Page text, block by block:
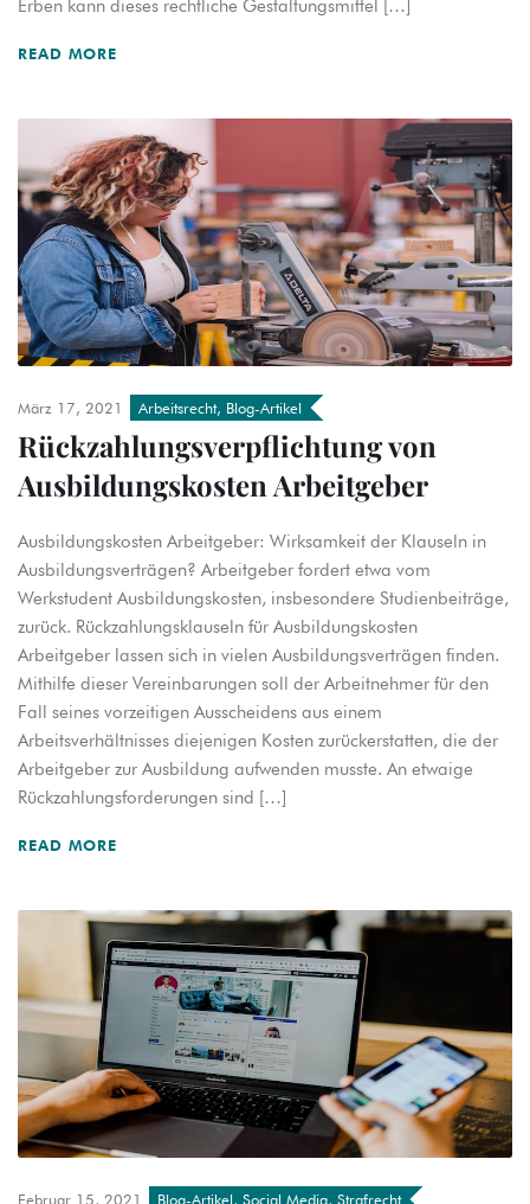
Erben kann dieses rechtliche Gestaltungsmittel […]
READ MORE
März 17, 2021 Arbeitsrecht, Blog-Artikel
Rückzahlungsverpflichtung von
Ausbildungskosten Arbeitgeber
Ausbildungskosten Arbeitgeber: Wirksamkeit der Klauseln in
Ausbildungsverträgen? Arbeitgeber fordert etwa vom
Werkstudent Ausbildungskosten, insbesondere Studienbeiträge,
zurück. Rückzahlungsklauseln für Ausbildungskosten
Arbeitgeber lassen sich in vielen Ausbildungsverträgen finden.
Mithilfe dieser Vereinbarungen soll der Arbeitnehmer für den
Fall seines vorzeitigen Ausscheidens aus einem
Arbeitsverhältnisses diejenigen Kosten zurückerstatten, die der
Arbeitgeber zur Ausbildung aufwenden musste. An etwaige
Rückzahlungsforderungen sind […]
READ MORE
Februar 15, 2021 Blog-Artikel, Social Media, Strafrecht